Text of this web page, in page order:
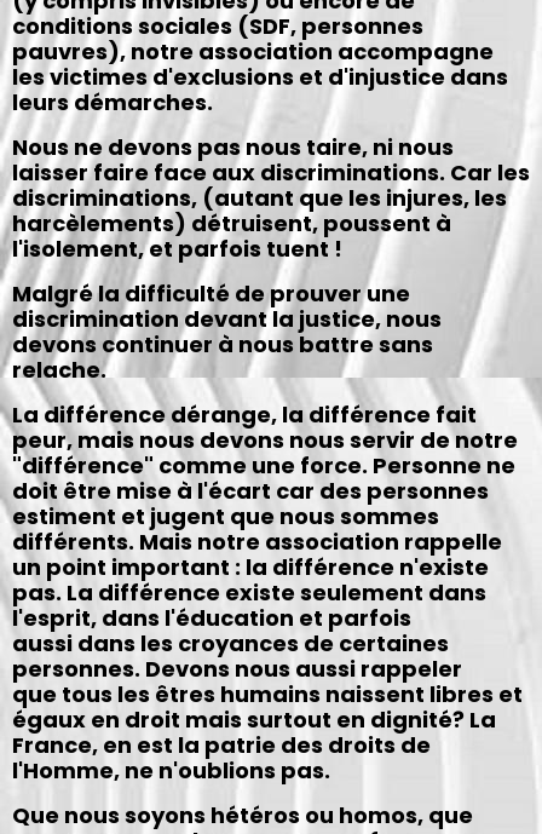
conditions sociales (SDF, personnes
pauvres), notre association accompagne
les victimes d'exclusions et d'injustice dans
leurs démarches.
Nous ne devons pas nous taire, ni nous
laisser faire face aux discriminations. Car les
discriminations, (autant que les injures, les
harcèlements) détruisent, poussent à
l'isolement, et parfois tuent !
Malgré la difficulté de prouver une
discrimination devant la justice, nous
devons continuer à nous battre sans
relache.
La différence dérange, la différence fait
peur, mais nous devons nous servir de notre
"différence" comme une force. Personne ne
doit être mise à l'écart car des personnes
estiment et jugent que nous sommes
différents. Mais notre association rappelle
un point important : la différence n'existe
pas. La différence existe seulement dans
l'esprit, dans l'éducation et parfois
aussi dans les croyances de certaines
personnes. Devons nous aussi rappeler
que tous les êtres humains naissent libres et
égaux en droit mais surtout en dignité? La
France, en est la patrie des droits de
l'Homme, ne n'oublions pas.
Que nous soyons hétéros ou homos, que